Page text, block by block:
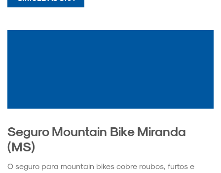
Seguro Mountain Bike Miranda
(MS)
O seguro para mountain bikes cobre roubos, furtos e